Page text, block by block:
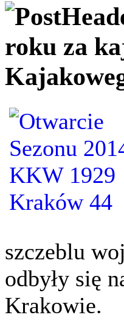
roku za
szczeblu
odbyły się
Krakowie.